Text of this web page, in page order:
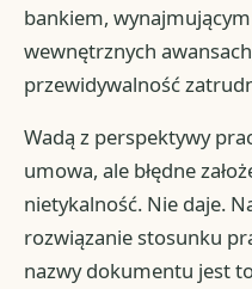
bankiem,
wewnętrznych
przewidywalność
Wadą z perspektywy
umowa, ale błędne
nietykalność. Nie daje.
rozwiązanie stosunku
nazwy dokumentu jest